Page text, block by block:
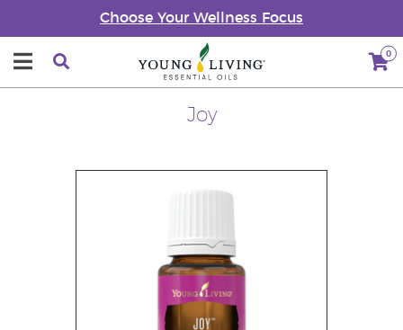
Choose Your Wellness Focus
0
Joy